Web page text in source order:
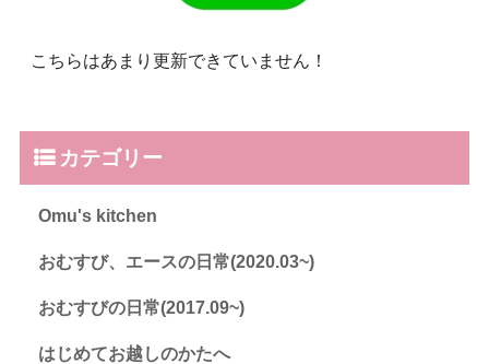
こちらはあまり更新できていません！
カテゴリー
Omu's kitchen
おむすび、エースの日常(2020.03~)
おむすびの日常(2017.09~)
はじめてお越しのかたへ